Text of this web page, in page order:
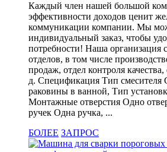
Каждый член нашей большой
эффективности доходов ценит
коммуникации компании. Мы
индивидуальный заказ, чтобы
потребности! Наша организация
отделов, в том числе
продаж, отдел контроля
д. Спецификация Тип смесителя
раковины в ванной, Тип
Монтажные отверстия Одно
ручек Одна ручка, ...
БОЛЕЕ ЗАПРОС